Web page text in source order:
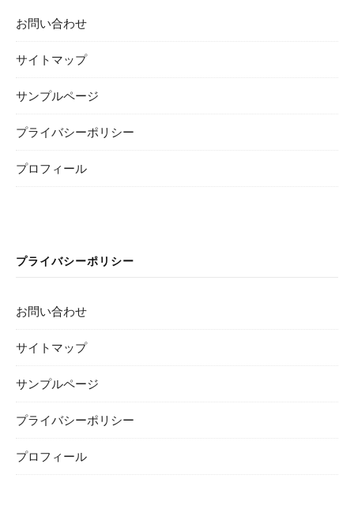
お問い合わせ
サイトマップ
サンプルページ
プライバシーポリシー
プロフィール
プライバシーポリシー
お問い合わせ
サイトマップ
サンプルページ
プライバシーポリシー
プロフィール